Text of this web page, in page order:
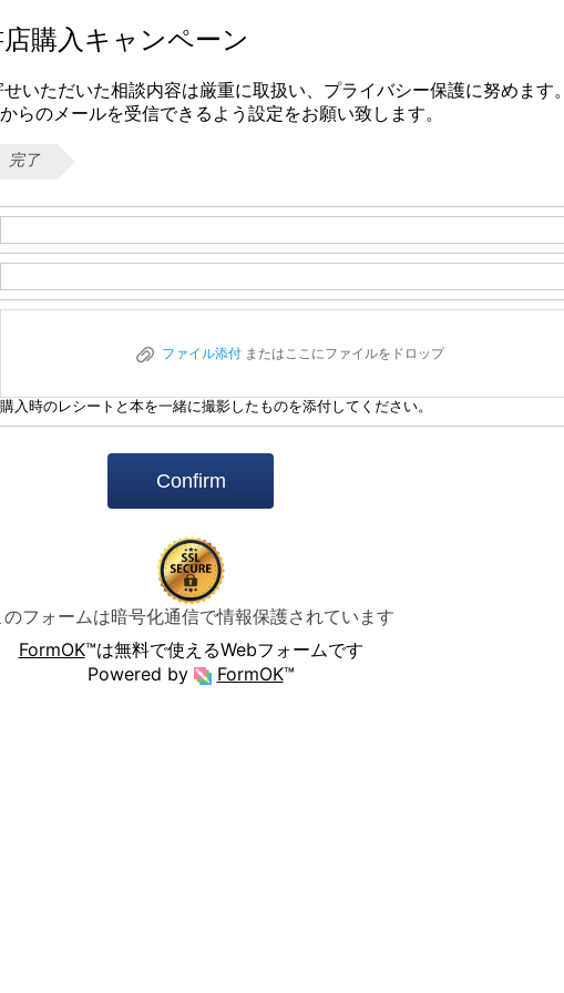
購入キャンペーン
いただいた相談内容は厳重に取扱い、プライバシー保護に努めます。
からのメールを受信できるよう設定をお願い致します。
完了
ファイル添付またはここにファイルをドロップ
購入時のレシートと本を一緒に撮影したものを添付してください。
Confirm
のフォームは暗号化通信で情報保護されています
FormOK™は無料で使えるWebフォームです
Powered by
FormOK™